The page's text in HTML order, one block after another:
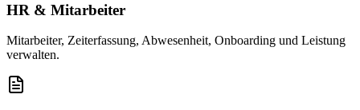
HR & Mitarbeiter
Mitarbeiter, Zeiterfassung, Abwesenheit, Onboarding und Leistung
verwalten.